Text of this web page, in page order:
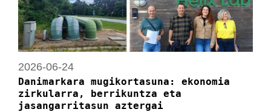
2026-06-24
Danimarkara mugikortasuna: ekonomia
zirkularra, berrikuntza eta
jasangarritasun aztergai